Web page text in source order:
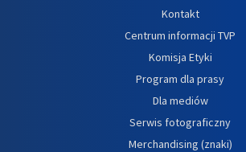
Kontakt
Centrum informacji TVP
Komisja Etyki
Program dla prasy
Dla mediów
Serwis fotograficzny
Merchandising (znaki)